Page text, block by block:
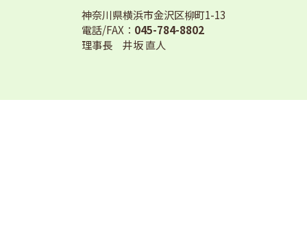
神奈川県横浜市金沢区柳町1-13
電話/FAX： 045-784-8802
理事長 井坂 直人